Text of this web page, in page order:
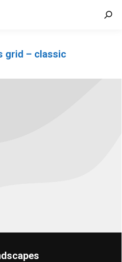
grid – classic